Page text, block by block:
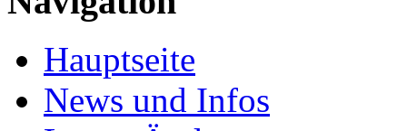
Hauptseite
News und Infos